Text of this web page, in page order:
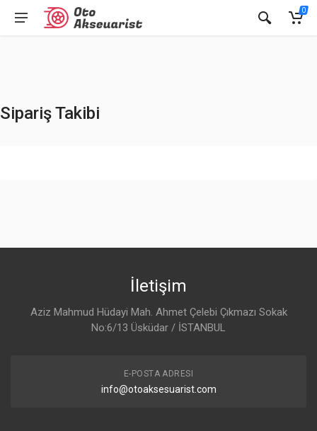
0
Sipariş Takibi
İletişim
Aziz Mahmud Hüdayi Mah. Ahmet Çelebi Çıkmazı Sokak
No:6/13 Üsküdar / İSTANBUL
E-POSTA ADRESI
info@otoaksesuarist.com